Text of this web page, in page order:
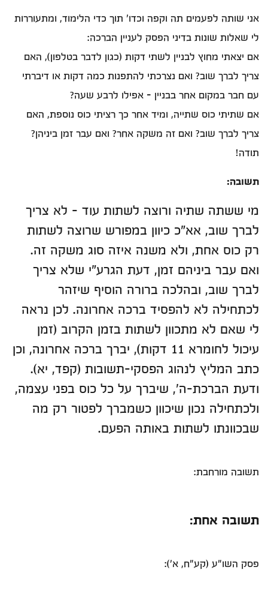
אני שותה לפעמים תה וקפה וכדו' תוך כדי הלימוד, ומתעוררות
לי שאלות שונות בדיני הפסק לעניין הברכה:
אם יצאתי מחוץ לבניין לשתי דקות (כגון לדבר בטלפון), האם
צריך לברך שוב? ואם נצרכתי להתפנות כמה דקות או דיברתי
עם חבר במקום אחר בבניין - אפילו לרבע שעה?
אם שתיתי כוס שתייה, ומיד אחר כך רציתי כוס נוספת, האם
צריך לברך שוב? ואם זה משקה אחר? ואם עבר זמן ביניהן?
תודה!
תשובה:
מי ששתה שתיה ורוצה לשתות עוד – לא צריך
לברך שוב, אא"כ כיוון במפורש שרוצה לשתות
רק כוס אחת, ולא משנה איזה סוג משקה זה.
ואם עבר ביניהם זמן, דעת הגרע"י שלא צריך
לברך שוב, ובהלכה ברורה הוסיף שיזהר
לכתחילה לא להפסיד ברכה אחרונה. לכן נראה
לי שאם לא מתכוון לשתות בזמן הקרוב (זמן
עיכול לחומרא 11 דקות), יברך ברכה אחרונה, וכן
כתב המליץ לנהוג הפסקי-תשובות (קפד, יא).
ודעת הברכת-ה', שיברך על כל כוס בפני עצמה,
ולכתחילה נכון שיכוון כשמברך לפטור רק מה
שבכוונתו לשתות באותה הפעם.
תשובה מורחבת:
תשובה אחת:
פסק השו"ע (קע"ח, א'):